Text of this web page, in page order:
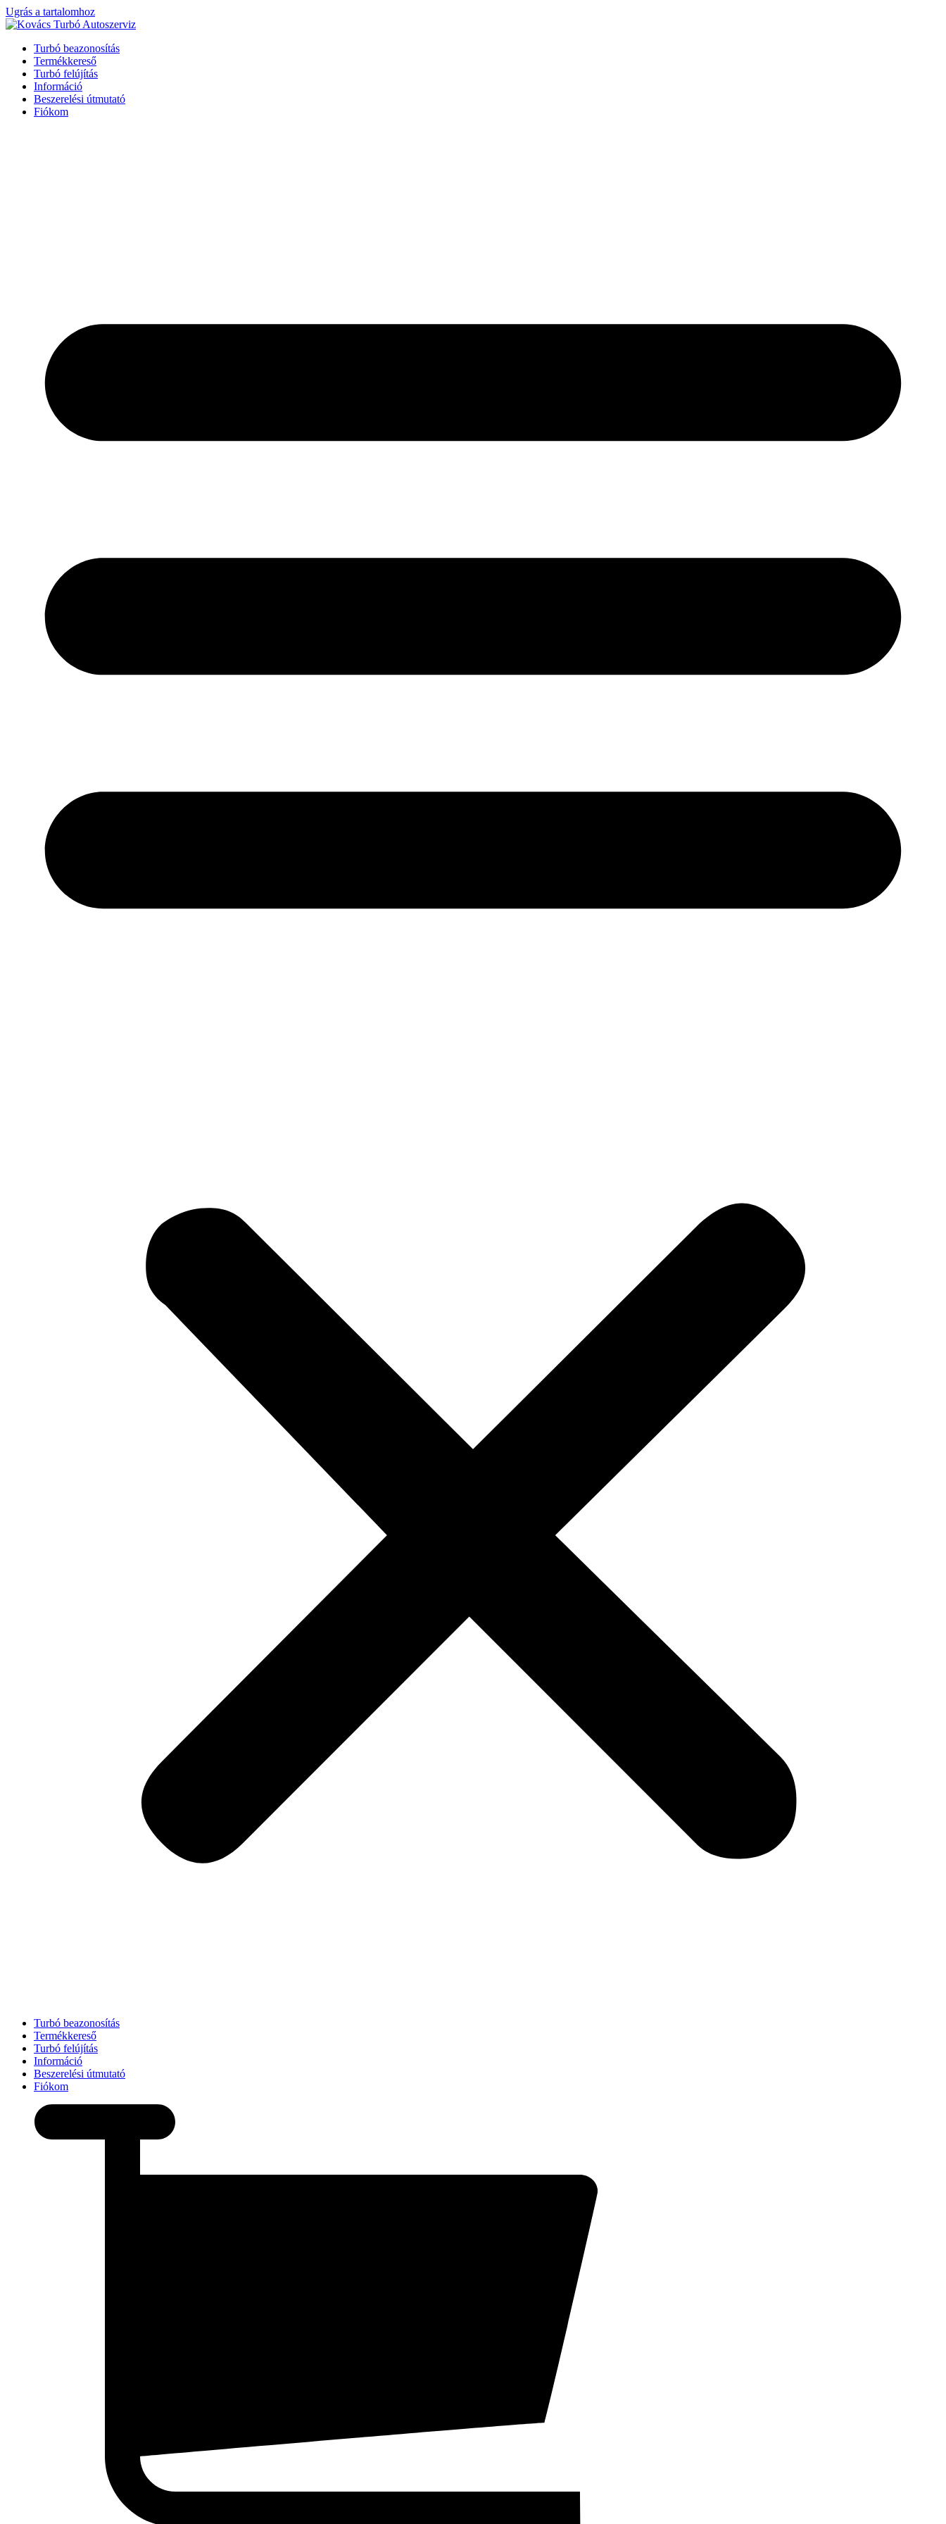
Ugrás a tartalomhoz
Turbó beazonosítás
Termékkereső
Turbó felújítás
Információ
Beszerelési útmutató
Fiókom
Turbó beazonosítás
Termékkereső
Turbó felújítás
Információ
Beszerelési útmutató
Fiókom